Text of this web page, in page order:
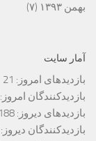
بهمن ۱۳۹۳
(۷)
آمار سایت
بازدیدهای امروز: 21
بازدیدکنندگان امروز:
بازدیدهای دیروز: 188
بازدیدکنندگان دیروز: